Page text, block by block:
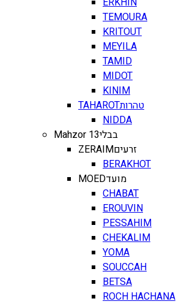
TEMOURA
KRITOUT
MEYILA
TAMID
MIDOT
KINIM
TAHAROTטהרות
NIDDA
Mahzor 13בבלי
ZERAIMזרעים
BERAKHOT
MOEDמועד
CHABAT
EROUVIN
PESSAHIM
CHEKALIM
YOMA
SOUCCAH
BETSA
ROCH HACHANA